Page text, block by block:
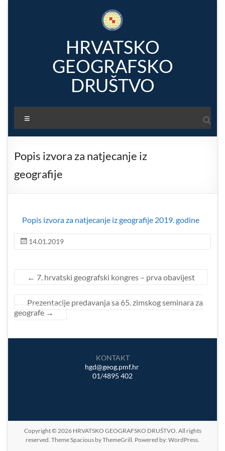
HRVATSKO
GEOGRAFSKO
DRUŠTVO
Popis izvora za natjecanje iz
geografije
Popis izvora za natjecanje iz geografije 2019. godine
14.01.2019
← 7. hrvatski geografski kongres – prva obavijest
Prezentacije predavanja sa 65. zimskog seminara za
geografe →
KONTAKT
hgd@geog.pmf.hr
01/4895 402
Copyright © 2026 HRVATSKO GEOGRAFSKO DRUŠTVO. All rights
reserved. ThemeSpacious by ThemeGrill. Powered by: WordPress.